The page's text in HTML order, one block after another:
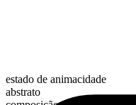
estado de animacidade
abstrato